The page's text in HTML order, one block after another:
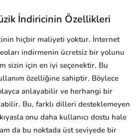
İndiricinin Özellikleri
hiçbir maliyeti yoktur. İnternet
indirmenin ücretsiz bir yolunu
sizin için en iyi seçenektir. Bu
özelliğine sahiptir. Böylece
anlayabilir ve herhangi bir
Bu, farklı dilleri desteklemeyen
onu daha kullanıcı dostu hale
da bu noktada üst seviyede bir